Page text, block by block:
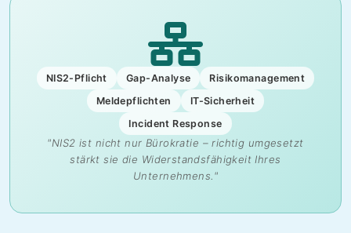
NIS2-Pflicht Gap-Analyse
Risikomanagement
Meldepflichten
IT-Sicherheit
Incident Response
"NIS2 ist nicht nur Bürokratie – richtig umgesetzt
stärkt sie die Widerstandsfähigkeit Ihres
Unternehmens."